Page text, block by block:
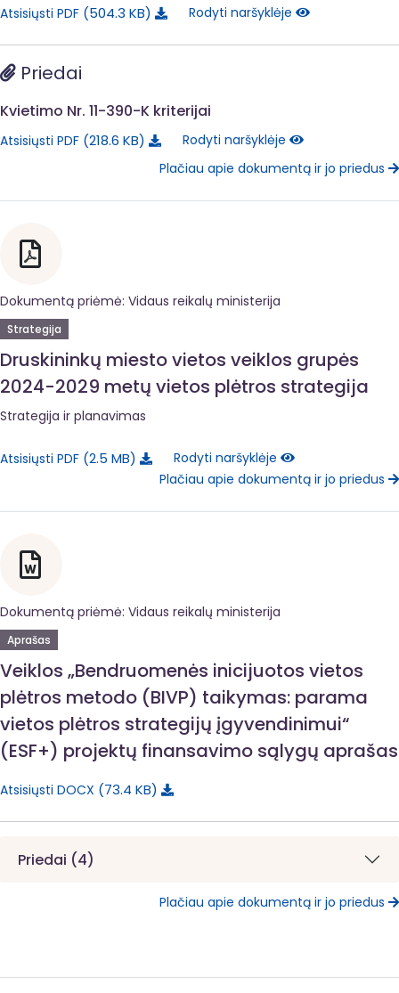
Atsisiųsti PDF 504.3 KB Rodyti naršyklėje
Priedai
Kvietimo Nr. 11-390-K kriterijai
Atsisiųsti PDF 218.6 KB
Rodyti naršyklėje
Plačiau apie dokumentą ir jo priedus
Dokumentą priėmė: Vidaus reikalų ministerija
Strategija
Druskininkų miesto vietos veiklos grupės
2024-2029 metų vietos plėtros strategija
Strategija ir planavimas
Atsisiųsti PDF 2.5 MB
Rodyti naršyklėje
Plačiau apie dokumentą ir jo priedus
Dokumentą priėmė: Vidaus reikalų ministerija
Aprašas
Veiklos „Bendruomenės inicijuotos vietos
plėtros metodo (BIVP) taikymas: parama
vietos plėtros strategijų įgyvendinimui“
(ESF+) projektų finansavimo sąlygų aprašas
Atsisiųsti DOCX 73.4 KB
Priedai (4)
Plačiau apie dokumentą ir jo priedus